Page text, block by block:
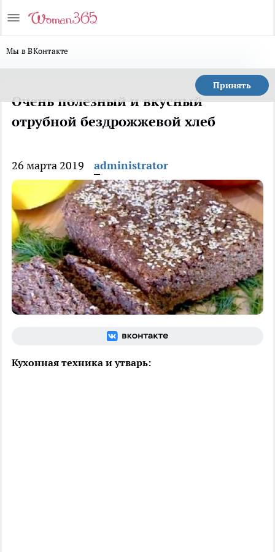
Мы в ВКонтакте
Принять
Очень полезный и вкусный
отрубной бездрожжевой хлеб
26 марта 2019 administrator
Кухонная техника и утварь: